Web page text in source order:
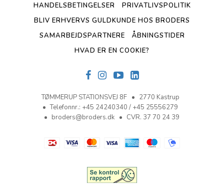
HANDELSBETINGELSER
PRIVATLIVSPOLITIK
BLIV ERHVERVS GULDKUNDE HOS BRODERS
SAMARBEJDSPARTNERE
ÅBNINGSTIDER
HVAD ER EN COOKIE?
TØMMERUP STATIONSVEJ 8F
2770 Kastrup
Telefonnr.: +45 24240340 / +45 25556279
broders@broders.dk
CVR. 37 70 24 39